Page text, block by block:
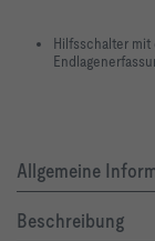
Hilfsschalter mit
Allgemeine
Beschreibung